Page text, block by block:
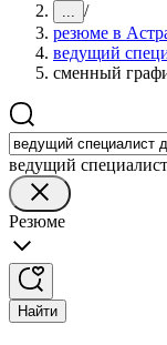
... /
резюме в
ведущий
сменный
ведущий
Резюме
Найти